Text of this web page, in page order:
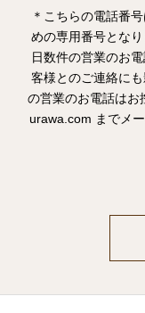
＊こちらの電話番
めの専用番号とな
日数件の営業のお
客様とのご連絡に
の営業のお電話はお
urawa.com までメ